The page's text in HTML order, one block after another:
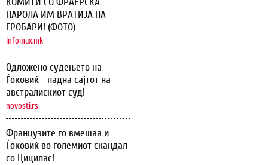
ПАРОЛА ИМ ВРАТИЈА НА
ГРОБАРИ! (ФОТО)
infomax.mk
Одложено судењето на
Ѓоковиќ - падна сајтот на
австралискиот суд!
novosti.rs
Французите го вмешаа и
Ѓоковиќ во големиот скандал
со Циципас!